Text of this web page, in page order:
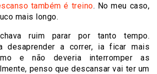
também é treino. No meu caso,
mais longo.
ruim parar por tanto tempo.
desaprender a correr, ia ficar mais
e não deveria interromper as
penso que descansar vai ter um